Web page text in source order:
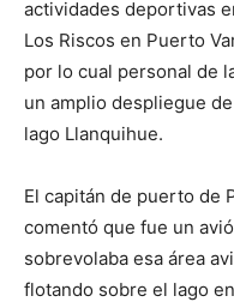
actividades deportivas
Los Riscos en Puerto
por lo cual personal de
un amplio despliegue
lago Llanquihue.
El capitán de puerto de
comentó que fue un
sobrevolaba esa área
flotando sobre el lago